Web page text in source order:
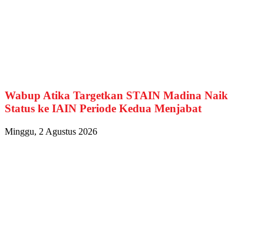
Wabup Atika Targetkan STAIN Madina Naik
Status ke IAIN Periode Kedua Menjabat
Minggu, 2 Agustus 2026